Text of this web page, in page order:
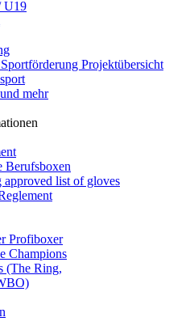
U19
Projektübersicht
mehr
Berufsboxen
list of gloves
Profiboxer
Champions
(The Ring,